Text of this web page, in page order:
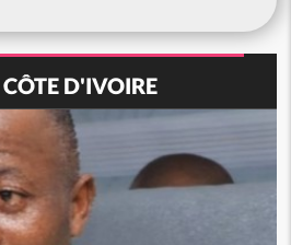
CÔTE D'IVOIRE